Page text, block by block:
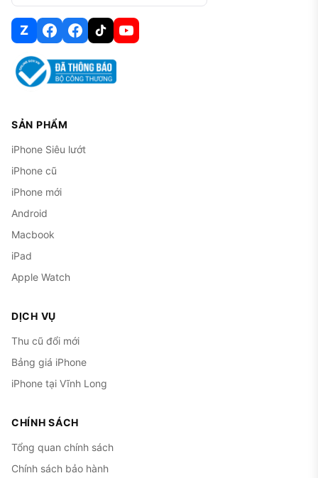
Z
SẢN PHẨM
iPhone Siêu lướt
iPhone cũ
iPhone mới
Android
Macbook
iPad
Apple Watch
DỊCH VỤ
Thu cũ đổi mới
Bảng giá iPhone
iPhone tại Vĩnh Long
CHÍNH SÁCH
Tổng quan chính sách
Chính sách bảo hành